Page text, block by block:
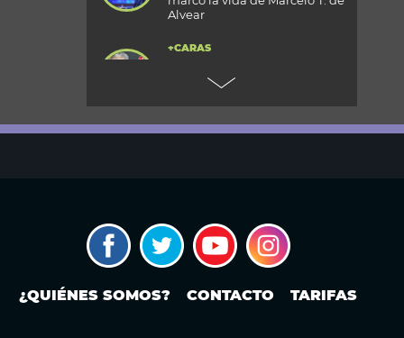
Alvear
+CARAS
todos los detalles de la mega
Reconquista
MODO FONTEVECCHIA
¿Occidente copia a China?: La
carrera por construir el
¿QUIÉNES SOMOS? CONTACTO TARIFAS